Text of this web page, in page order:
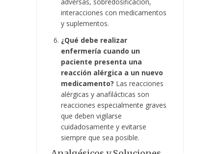
adversas, sobredosificación,
interacciones con medicamentos
y suplementos.
¿Qué debe realizar
enfermería cuando un
paciente presenta una
reacción alérgica a un nuevo
medicamento? Las reacciones
alérgicas y anafilácticas son
reacciones especialmente graves
que deben vigilarse
cuidadosamente y evitarse
siempre que sea posible.